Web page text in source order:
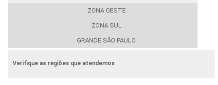
ZONA OESTE
ZONA SUL
GRANDE SÃO PAULO
Verifique as regiões que atendemos